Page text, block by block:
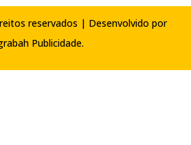
reservados | Desenvolvido por
Publicidade.